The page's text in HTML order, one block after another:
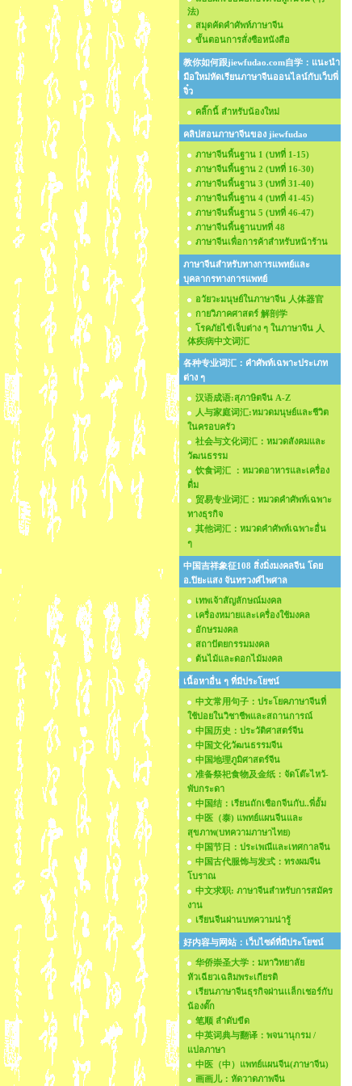
法)
สมุดคัดคำศัพท์ภาษาจีน
ขั้นตอนการสั่งซือหนังสือ
教你如何跟jiewfudao.com自学：แนะนำ
มือใหม่หัดเรียนภาษาจีนออนไลน์กับเว็บพี่
จิ๋ว
คลิ๊กนี้ สำหรับน้องใหม่
คลิปสอนภาษาจีนของ jiewfudao
ภาษาจีนพื้นฐาน 1 (บทที่ 1-15)
ภาษาจีนพื้นฐาน 2 (บทที่ 16-30)
ภาษาจีนพื้นฐาน 3 (บทที่ 31-40)
ภาษาจีนพื้นฐาน 4 (บทที่ 41-45)
ภาษาจีนพื้นฐาน 5 (บทที่ 46-47)
ภาษาจีนพื้นฐานบทที่ 48
ภาษาจีนเพื่อการค้าสำหรับหน้าร้าน
ภาษาจีนสำหรับทางการแพทย์และ
บุคลากรทางการแพทย์
อวัยวะมนุษย์ในภาษาจีน 人体器官
กายวิภาคศาสตร์ 解剖学
โรคภัยไข้เจ็บต่าง ๆ ในภาษาจีน 人
体疾病中文词汇
各种专业词汇：คำศัพท์เฉพาะประเภท
ต่าง ๆ
汉语成语:สุภาษิตจีน A-Z
人与家庭词汇:หมวดมนุษย์และชีวิต
ในครอบครัว
社会与文化词汇：หมวดสังคมและ
วัฒนธรรม
饮食词汇 ：หมวดอาหารและเครื่อง
ดื่ม
贸易专业词汇：หมวดคำศัพท์เฉพาะ
ทางธุรกิจ
其他词汇：หมวดคำศัพท์เฉพาะอื่น
ๆ
中国吉祥象征108 สิ่งมิ่งมงคลจีน โดย
อ.ปิยะแสง จันทรวงศ์ไพศาล
เทพเจ้าสัญลักษณ์มงคล
เครื่องหมายและเครื่องใช้มงคล
อักษรมงคล
สถาปัตยกรรมมงคล
ต้นไม้และดอกไม้มงคล
เนื้อหาอื่น ๆ ที่มีประโยชน์
中文常用句子：ประโยคภาษาจีนที่
ใช้บ่อยในวิชาชีพและสถานการณ์
中国历史：ประวัติศาสตร์จีน
中国文化วัฒนธรรมจีน
中国地理ภูมิศาสตร์จีน
准备祭祀食物及金纸：จัดโต๊ะไหว้-
พับกระดา
中国结：เรียนถักเชือกจีนกับ..พี่อั้ม
中医（泰) แพทย์แผนจีนและ
สุขภาพ(บทความภาษาไทย)
中国节日：ประเพณีและเทศกาลจีน
中国古代服饰与发式：ทรงผมจีน
โบราณ
中文求职: ภาษาจีนสำหรับการสมัคร
งาน
เรียนจีนผ่านบทความน่ารู้
好内容与网站：เว็บไซด์ที่มีประโยชน์
华侨崇圣大学：มหาวิทยาลัย
หัวเฉียวเฉลิมพระเกียรติ
เรียนภาษาจีนธุรกิจผ่านเเล็กเชอร์กับ
น้องตั๊ก
笔顺 ลำดับขีด
中英词典与翻译：พจนานุกรม /
แปลภาษา
中医（中）แพทย์แผนจีน(ภาษาจีน)
画画儿：หัดวาดภาพจีน